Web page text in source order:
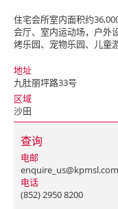
住宅会所室内面积约
会厅、室内运动场，户外
烤乐园、宠物乐园、儿童
地址
九肚丽坪路33号
区域
沙田
查询
电邮
enquire_us@kpmsl.com
电话
(852) 2950 8200